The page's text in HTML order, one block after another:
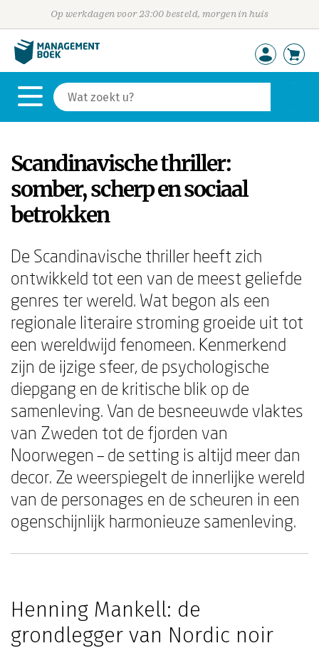
Op werkdagen voor 23:00 besteld, morgen in huis
Scandinavische thriller:
somber, scherp en sociaal
betrokken
De Scandinavische thriller heeft zich
ontwikkeld tot een van de meest geliefde
genres ter wereld. Wat begon als een
regionale literaire stroming groeide uit tot
een wereldwijd fenomeen. Kenmerkend
zijn de ijzige sfeer, de psychologische
diepgang en de kritische blik op de
samenleving. Van de besneeuwde vlaktes
van Zweden tot de fjorden van
Noorwegen – de setting is altijd meer dan
decor. Ze weerspiegelt de innerlijke wereld
van de personages en de scheuren in een
ogenschijnlijk harmonieuze samenleving.
Henning Mankell: de
grondlegger van Nordic noir